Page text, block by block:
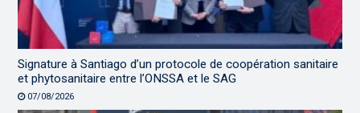
Signature à Santiago d’un protocole de coopération sanitaire
et phytosanitaire entre l’ONSSA et le SAG
07/08/2026